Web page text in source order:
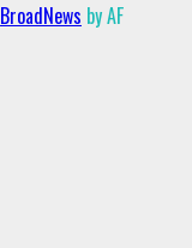
BroadNews by AF